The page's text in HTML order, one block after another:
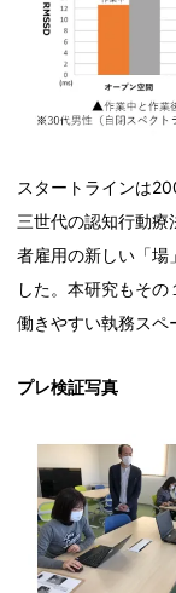
スタートラインは
三世代の認知行動
者雇用の新しい「場
した。本研究もそ
働きやすい執務スペ
プレ検証写真